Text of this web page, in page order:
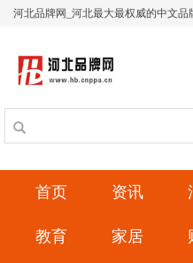
河北品牌网_河北最大最权威的中文品
首页 资讯
教育 家居